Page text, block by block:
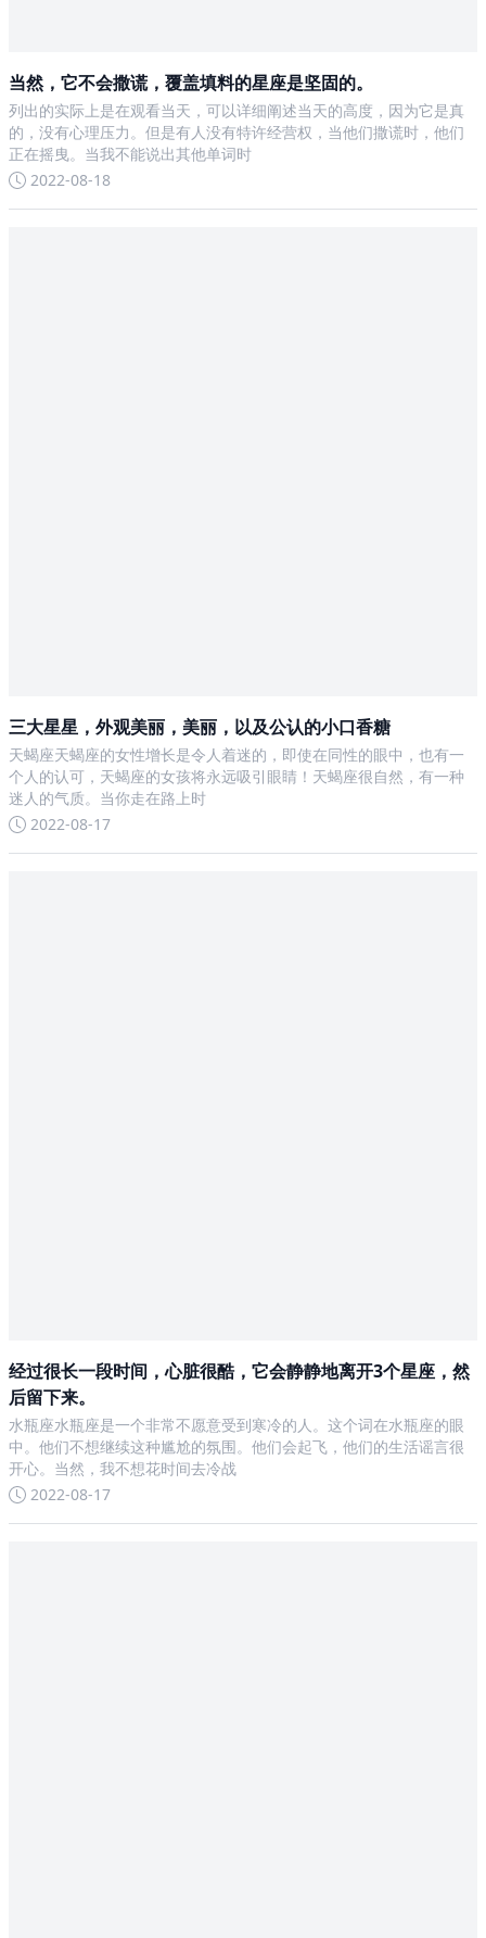
当然，它不会撒谎，覆盖填料的星座是坚固的。
列出的实际上是在观看当天，可以详细阐述当天的高度，因为它是真
的，没有心理压力。但是有人没有特许经营权，当他们撒谎时，他们
正在摇曳。当我不能说出其他单词时
2022-08-18
三大星星，外观美丽，美丽，以及公认的小口香糖
天蝎座天蝎座的女性增长是令人着迷的，即使在同性的眼中，也有一
个人的认可，天蝎座的女孩将永远吸引眼睛！天蝎座很自然，有一种
迷人的气质。当你走在路上时
2022-08-17
经过很长一段时间，心脏很酷，它会静静地离开3个星座，然
后留下来。
水瓶座水瓶座是一个非常不愿意受到寒冷的人。这个词在水瓶座的眼
中。他们不想继续这种尴尬的氛围。他们会起飞，他们的生活谣言很
开心。当然，我不想花时间去冷战
2022-08-17